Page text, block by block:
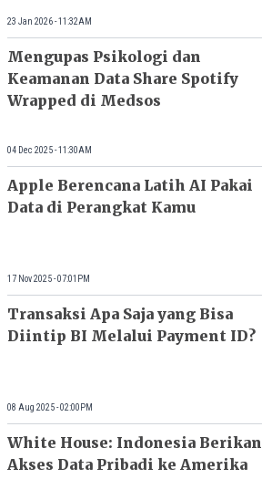
23 Jan 2026 - 11:32AM
Mengupas Psikologi dan
Keamanan Data Share Spotify
Wrapped di Medsos
04 Dec 2025 - 11:30AM
Apple Berencana Latih AI Pakai
Data di Perangkat Kamu
17 Nov 2025 - 07:01PM
Transaksi Apa Saja yang Bisa
Diintip BI Melalui Payment ID?
08 Aug 2025 - 02:00PM
White House: Indonesia Berikan
Akses Data Pribadi ke Amerika